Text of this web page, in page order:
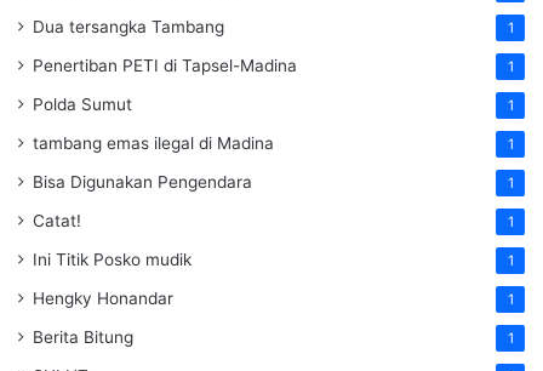
Dua tersangka Tambang 1
Penertiban PETI di Tapsel-Madina 1
Polda Sumut 1
tambang emas ilegal di Madina 1
Bisa Digunakan Pengendara 1
Catat! 1
Ini Titik Posko mudik 1
Hengky Honandar 1
Berita Bitung 1